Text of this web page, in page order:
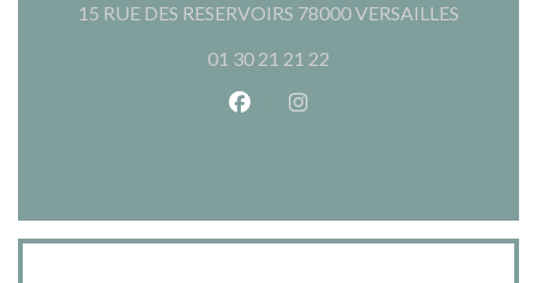
15 RUE DES RESERVOIRS 78000 VERSAILLES
01 30 21 21 22
Facebook ((otevře se v novém
Instagram ((otevře se v